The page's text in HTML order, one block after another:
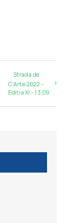
Strada de
C’Arte 2022 –
Ediția XI – 13.09